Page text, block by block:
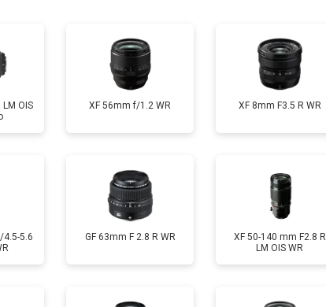
от 80 мин
OIS
XF 56mm f/1.2 WR XF 8mm F3.5 R WR
4.5-5.6
GF 63mm F 2.8 R WR
XF 50-140 mm F2.8 R
LM OIS WR